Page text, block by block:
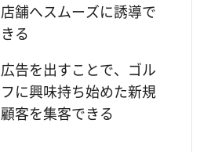
店舗へスムーズに誘導で
きる
広告を出すことで、ゴル
フに興味持ち始めた新規
顧客を集客できる